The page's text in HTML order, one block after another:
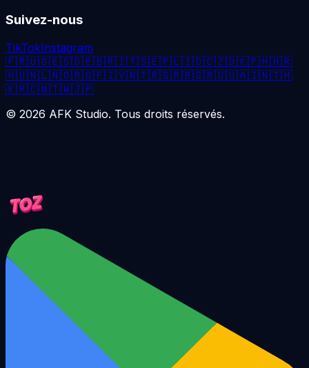
Suivez-nous
TikTokInstagram
🇫🇷🇺🇸🇪🇸🇩🇪🇧🇷🇮🇹🇸🇪🇵🇱🇮🇩🇨🇿🇩🇰🇵🇭🇭🇷
🇭🇺🇳🇱🇳🇴🇷🇴🇫🇮🇻🇳🇹🇷🇬🇷🇧🇬🇷🇺🇺🇦🇮🇳🇹🇭
🇰🇷🇨🇳🇹🇼🇯🇵
© 2026 AFK Studio. Tous droits réservés.